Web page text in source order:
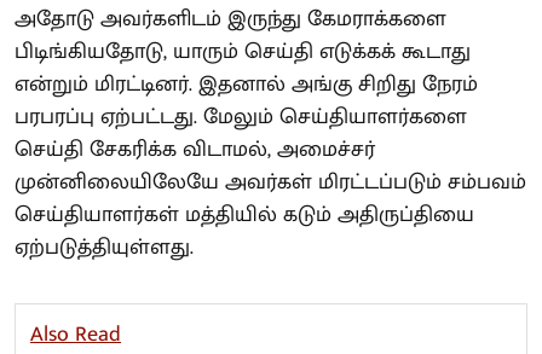
அதோடு அவர்களிடம் இருந்து கேமராக்களை
பிடிங்கியதோடு, யாரும் செய்தி எடுக்கக் கூடாது
என்றும் மிரட்டினர். இதனால் அங்கு சிறிது நேரம்
பரபரப்பு ஏற்பட்டது. மேலும் செய்தியாளர்களை
செய்தி சேகரிக்க விடாமல், அமைச்சர்
முன்னிலையிலேயே அவர்கள் மிரட்டப்படும் சம்பவம்
செய்தியாளர்கள் மத்தியில் கடும் அதிருப்தியை
ஏற்படுத்தியுள்ளது.
Also Read